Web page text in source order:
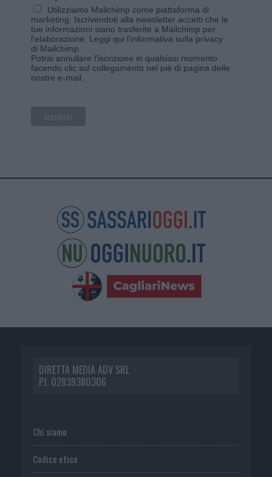
Utilizziamo Mailchimp come piattaforma di
marketing. Iscrivendoti alla newsletter accetti che le
tue informazioni siano trasferite a Mailchimp per
l'elaborazione. Leggi qui l'informativa sulla privacy
di Mailchimp
Potrai annullare l'iscrizione in qualsiasi momento
facendo clic sul collegamento nel piè di pagina delle
nostre e-mail.
DIRETTA MEDIA ADV SRL
P.I. 02839380306
Chi siamo
Codice etico